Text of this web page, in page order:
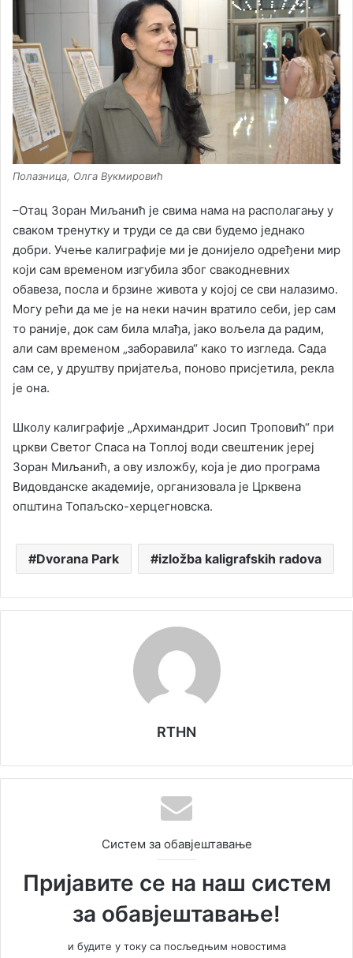
Полазница, Олга Вукмировић
–Отац Зоран Миљанић је свима нама на располагању у
сваком тренутку и труди се да сви будемо једнако
добри. Учење калиграфије ми је донијело одређени мир
који сам временом изгубила због свакодневних
обавеза, посла и брзине живота у којој се сви налазимо.
Могу рећи да ме је на неки начин вратило себи, јер сам
то раније, док сам била млађа, јако вољела да радим,
али сам временом „заборавила“ како то изгледа. Сада
сам се, у друштву пријатеља, поново присјетила, рекла
је она.
Школу калиграфије „Архимандрит Јосип Троповић“ при
цркви Светог Спаса на Топлој води свештеник јереј
Зоран Миљанић, а ову изложбу, која је дио програма
Видовданске академије, организовала је Црквена
општина Топаљско-херцегновска.
Dvorana Park izložba kaligrafskih radova
RTHN
Систем за обавјештавање
Пријавите се на наш систем
за обавјештавање!
и будите у току са посљедњим новостима